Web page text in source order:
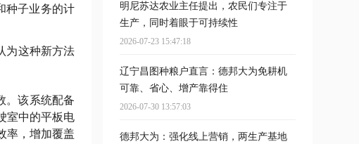
种子业务的计
为这种新方法
。该系统配备
室中的平板电
率，增加覆盖
明尼苏达农业主任提出，农民们专注于
生产，同时着眼于可持续性
2026-07-23 15:47:18
辽宁昌图种粮户直言：德邦大为免耕机
可靠、省心、增产靠得住
2026-07-30 13:57:03
德邦大为：强化线上营销，两生产基地